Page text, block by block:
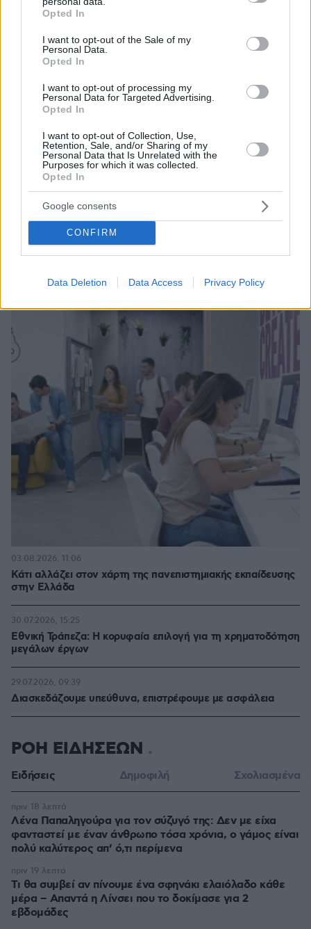
grant or deny consent to Google and its third-party tags to
use your data for below specified purposes in below Google
consent section.
Opted In
I want to opt-out of the Sale of my
Personal Data.
Opted In
I want to opt-out of processing my
Personal Data for Targeted Advertising.
Opted In
I want to opt-out of Collection, Use,
Retention, Sale, and/or Sharing of my
Personal Data that Is Unrelated with the
Purposes for which it was collected.
Opted In
Google consents
CONFIRM
Data Deletion Data Access Privacy Policy
Τζάνειο: Έχουν πληγεί πέντε βασικά κέντρα του
οργανισμού της 62χρονης, δεν έχει επαφή με το
περιβάλλον - «Γελούσε με τα παιδιά της το προηγούμενο
βράδυ»
06.06.2025, 11:46
Thema Insights
Κάτι αλλάζει στον χάρτη της πανεπιστημιακής εκπαίδευσης
στην Ελλάδα
03.08.2026, 11:06
Εθνική Τράπεζα: Η κορυφαία επιλογή για τη χρηματοδότηση
μεγάλων έργων
30.07.2026, 15:25
Διασκεδάζουμε υπεύθυνα, επιστρέφουμε με ασφάλεια
29.07.2026, 09:39
ΡΟΗ ΕΙΔΗΣΕΩΝ
Ειδήσεις Δημοφιλή Σχολιασμένα
Λένα Παπαληγούρα για τον σύζυγό της: Δεν με είχα
φανταστεί με έναν άνθρωπο τόσα χρόνια, ο γάμος είναι
πολύ καλύτερος απ’ ό,τι περίμενα
πριν 18 λεπτά
Τι θα συμβεί αν πίνουμε ένα σφηνάκι ελαιόλαδο κάθε
μέρα – Απαντά η Λίνσει που το δοκίμασε για 2
εβδομάδες
πριν 19 λεπτά